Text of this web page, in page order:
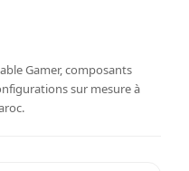
Gamer, composants
sur mesure à